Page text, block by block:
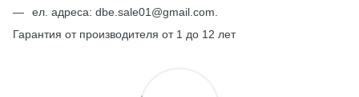
ел. адреса: dbe.sale01@gmail.com.
Гарантия от производителя от 1 до 12 лет